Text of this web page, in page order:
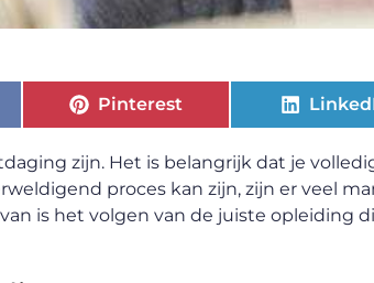
Pinterest
zijn. Het is belangrijk dat je
proces kan zijn, zijn er veel
is het volgen van de juiste opleiding